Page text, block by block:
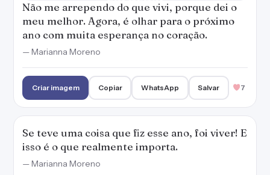
Não me arrependo do que vivi, porque dei o
meu melhor. Agora, é olhar para o próximo
ano com muita esperança no coração.
— Marianna Moreno
Criar imagem Copiar WhatsApp Salvar 7
Se teve uma coisa que fiz esse ano, foi viver! E
isso é o que realmente importa.
— Marianna Moreno